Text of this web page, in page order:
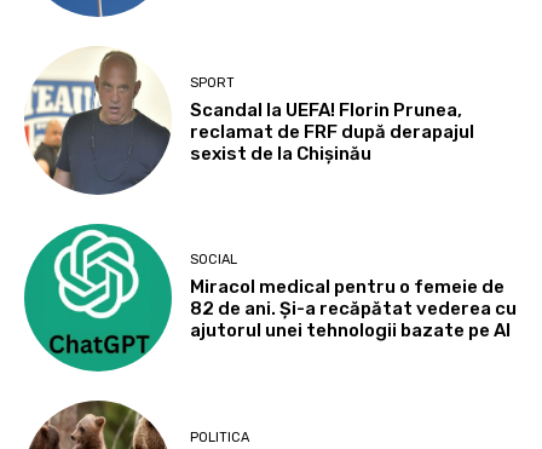
SPORT
Scandal la UEFA! Florin Prunea,
reclamat de FRF după derapajul
sexist de la Chișinău
SOCIAL
Miracol medical pentru o femeie de
82 de ani. Și-a recăpătat vederea cu
ajutorul unei tehnologii bazate pe AI
POLITICA